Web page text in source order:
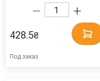
428.5₴
Под заказ